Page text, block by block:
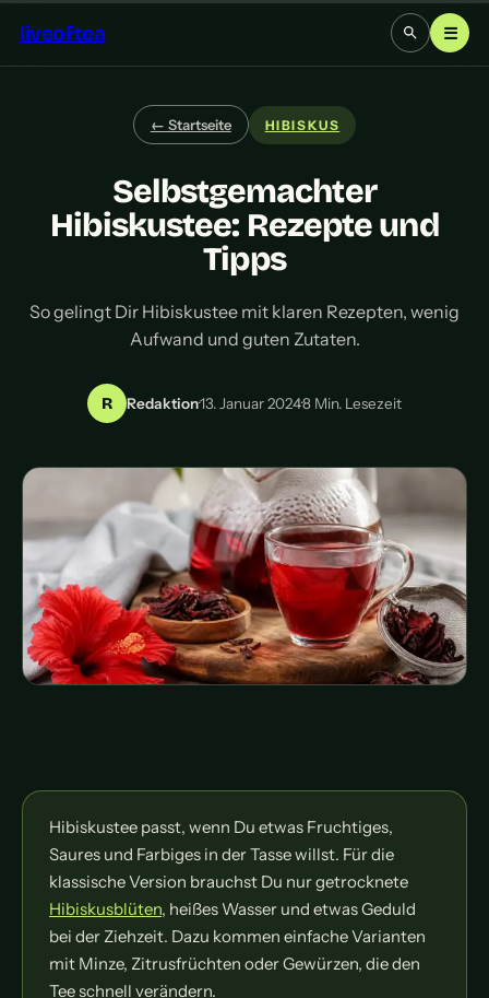
liveoftea ☰
← Startseite HIBISKUS
Selbstgemachter
Hibiskustee: Rezepte und
Tipps
So gelingt Dir Hibiskustee mit klaren Rezepten, wenig
Aufwand und guten Zutaten.
R Redaktion·13. Januar 2024·8 Min. Lesezeit
Hibiskustee passt, wenn Du etwas Fruchtiges,
Saures und Farbiges in der Tasse willst. Für die
klassische Version brauchst Du nur getrocknete
Hibiskusblüten, heißes Wasser und etwas Geduld
bei der Ziehzeit. Dazu kommen einfache Varianten
mit Minze, Zitrusfrüchten oder Gewürzen, die den
Tee schnell verändern.